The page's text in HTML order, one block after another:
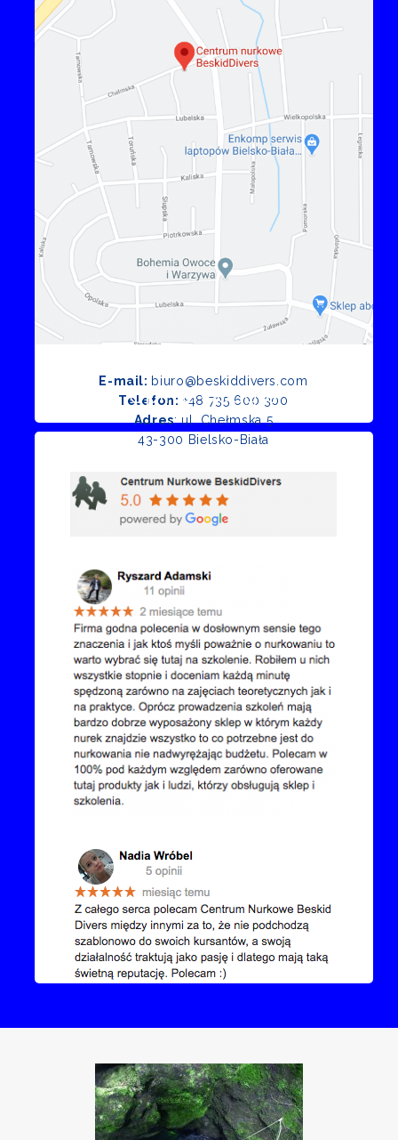
E-mail: biuro@beskiddivers.com
Telefon: +48 735 600 300
Adres: ul. Chełmska 5
43-300 Bielsko-Biała
Opinie Google